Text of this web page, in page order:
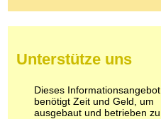
Pilze
Psychopharmaka
Schlafmittel
Schmerzmittel
Unterstütze uns
Dieses Informationsangebot
benötigt Zeit und Geld, um
ausgebaut und betrieben zu